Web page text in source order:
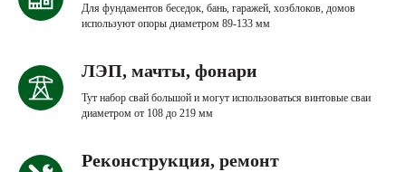
Для фундаментов беседок, бань, гаражей, хозблоков, домов
используют опоры диаметром 89-133 мм
ЛЭП, мачты, фонари
Тут набор свай большой и могут использоваться винтовые сваи
диаметром от 108 до 219 мм
Реконструкция, ремонт